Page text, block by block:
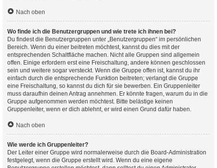
Nach oben
Wo finde ich die Benutzergruppen und wie trete ich ihnen bei?
Du findest die Benutzergruppen unter „Benutzergruppen“ im persönlichen
Bereich. Wenn du einer beitreten möchtest, kannst du dies mit der
entsprechenden Schaltfläche machen. Nicht alle Gruppen sind allgemein
offen. Einige erfordern erst eine Freischaltung, andere können geschlossen
sein und weitere sogar versteckt. Wenn die Gruppe offen ist, kannst du ihr
einfach durch die entsprechende Funktion beitreten; verlangt die Gruppe
eine Freischaltung, so kannst du dich für sie bewerben. Ein Gruppenleiter
muss daraufhin deinen Antrag annehmen. Er könnte fragen, warum du in die
Gruppe aufgenommen werden möchtest. Bitte belästige keinen
Gruppenleiter, wenn er dich ablehnt, er wird einen Grund dafür haben.
Nach oben
Wie werde ich Gruppenleiter?
Der Leiter einer Gruppe wird normalerweise durch die Board-Administration
festgelegt, wenn die Gruppe erstellt wird. Wenn du eine eigene